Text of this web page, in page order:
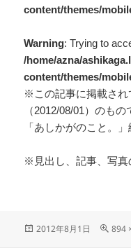
content/themes/
Warning: Trying to
/home/azna/
content/themes/
※この記事に掲載され
（2012/08/01）のも
「あしかがのこと。
※見出し、記事、写真
2012年8月1日 894